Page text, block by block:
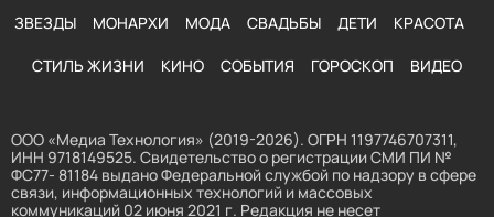
ЗВЕЗДЫ МОНАРХИ МОДА СВАДЬБЫ ДЕТИ КРАСОТА
СТИЛЬ ЖИЗНИ КИНО СОБЫТИЯ ГОРОСКОП ВИДЕО
ООО «Медиа Технология» (2019-2026). ОГРН 1197746707311,
ИНН 9718149525. Свидетельство о регистрации СМИ ПИ №
ФС77- 81184 выдано Федеральной службой по надзору в сфере
связи, информационных технологий и массовых
коммуникаций 02 июня 2021 г. Редакция не несет